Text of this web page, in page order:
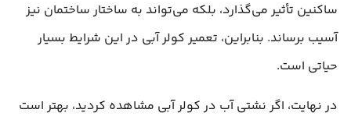
ساکنین تأثیر می‌گذارد، بلکه می‌تواند به ساختار ساختمان نیز
آسیب برساند. بنابراین، تعمیر کولر آبی در این شرایط بسیار
حیاتی است.
در نهایت، اگر نشتی آب در کولر آبی مشاهده کردید، بهتر است